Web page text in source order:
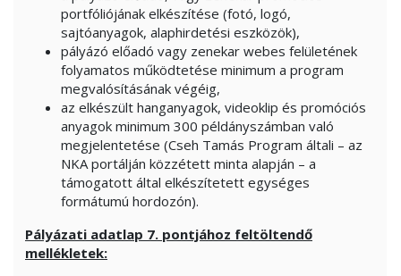
portfóliójának elkészítése (fotó, logó,
sajtóanyagok, alaphirdetési eszközök),
pályázó előadó vagy zenekar webes felületének
folyamatos működtetése minimum a program
megvalósításának végéig,
az elkészült hanganyagok, videoklip és promóciós
anyagok minimum 300 példányszámban való
megjelentetése (Cseh Tamás Program általi – az
NKA portálján közzétett minta alapján – a
támogatott által elkészítetett egységes
formátumú hordozón).
Pályázati adatlap 7. pontjához feltöltendő
mellékletek: